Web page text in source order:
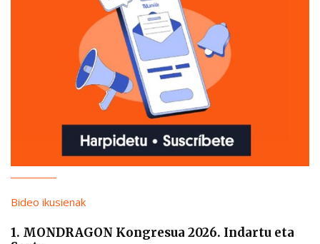
Bideo ikusienak
1. MONDRAGON Kongresua 2026. Indartu eta